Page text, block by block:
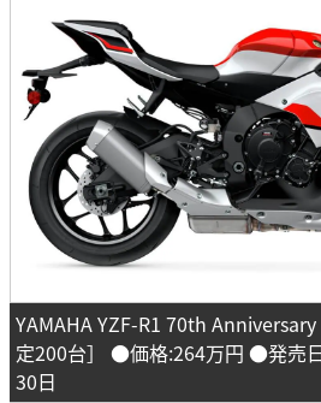
YAMAHA YZF-R1 70th
定200台］ ●価格:264万円 ●発売
30日